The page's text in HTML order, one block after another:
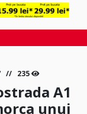
235
A1
unui